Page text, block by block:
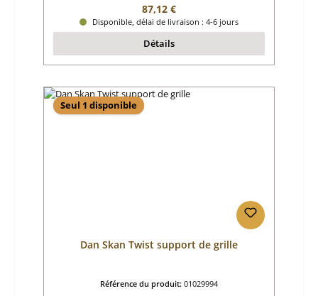
Prix régulier :
87,12 €
Disponible, délai de livraison : 4-6 jours
Détails
Seul 1 disponible
Dan Skan Twist support de grille
Référence du produit: 01029994